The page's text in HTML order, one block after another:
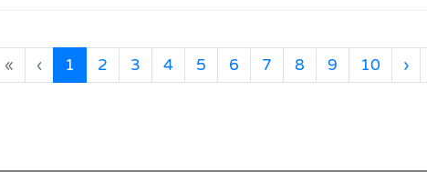
« ‹ 1 (目前頁次)
2 3 4 5 6 7 8 9 10 ›下